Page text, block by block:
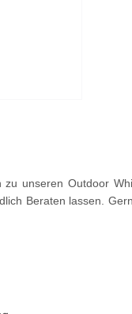
unseren Outdoor
Beraten lassen.